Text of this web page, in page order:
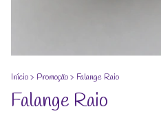
Início> Promoção> Falange Raio
Falange Raio